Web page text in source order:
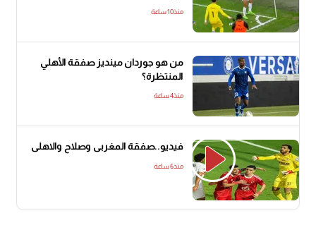
منذ10 ساعة
من هو جوردان مينديز صفقة الأهلي
المنتظرة؟
منذ4 ساعة
فيديو..صفقة المغربى وصلاح والاهلى
منذ6 ساعة